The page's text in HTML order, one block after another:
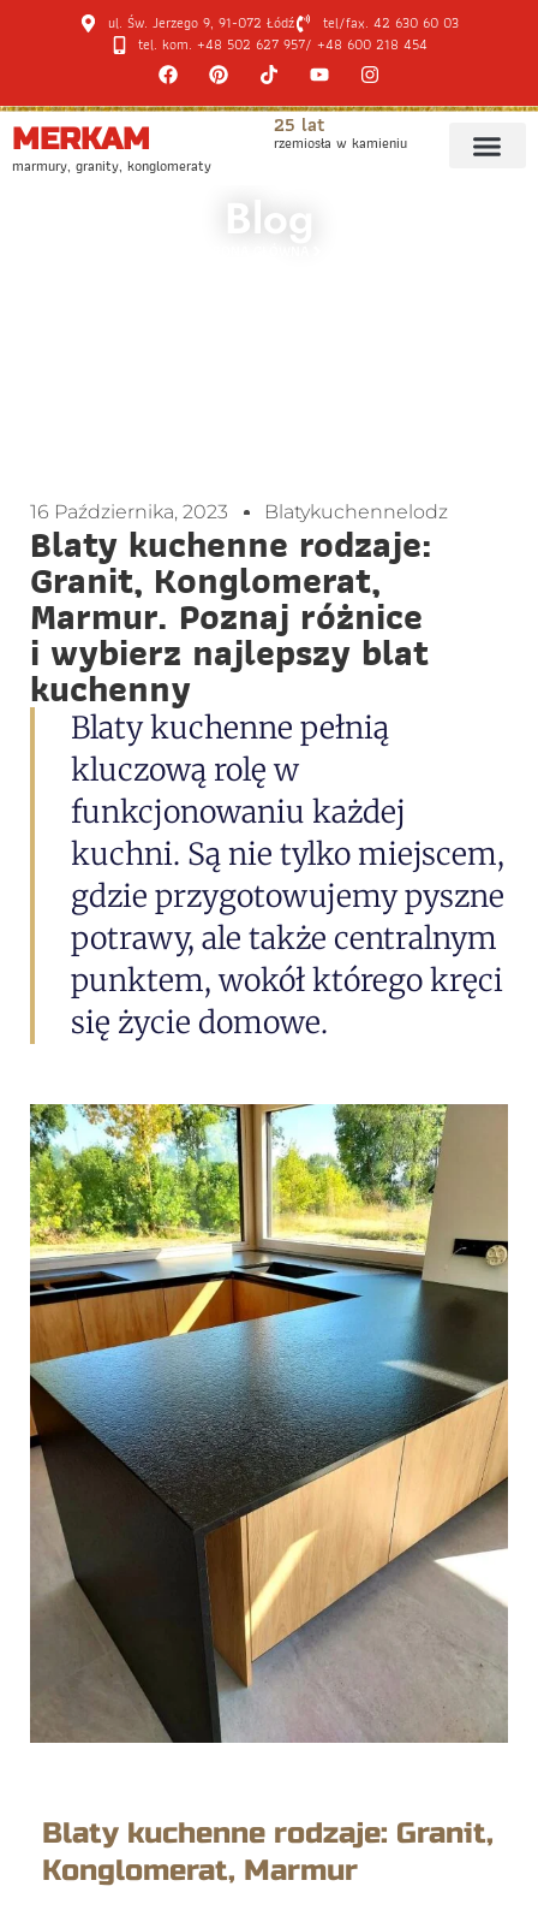
ul. Św. Jerzego 9, 91-072 Łódź
tel/fax. 42 630 60 03
tel. kom. +48 502 627 957/ +48 600 218 454
MERKAM
marmury, granity, konglomeraty
25 lat
rzemiosła w kamieniu
Blog
16 Października, 2023 Blatykuchennelodz
Blaty kuchenne rodzaje:
Granit, Konglomerat,
Marmur. Poznaj różnice
i wybierz najlepszy blat
kuchenny
Blaty kuchenne pełnią
kluczową rolę w
funkcjonowaniu każdej
kuchni. Są nie tylko miejscem,
gdzie przygotowujemy pyszne
potrawy, ale także centralnym
punktem, wokół którego kręci
się życie domowe.
Blaty kuchenne rodzaje: Granit,
Konglomerat, Marmur